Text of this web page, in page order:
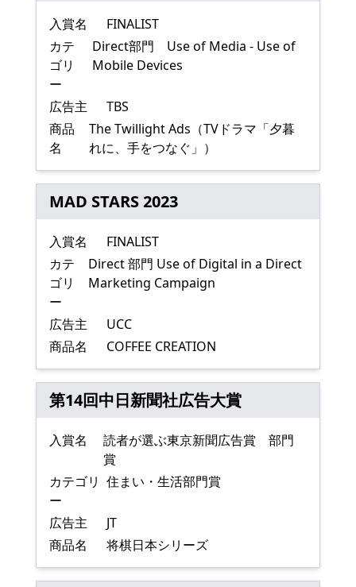
入賞名
FINALIST
カテ
ゴリ
ー
Direct部門 Use of Media - Use of
Mobile Devices
広告主
TBS
商品
名
The Twillight Ads（TVドラマ「夕暮
れに、手をつなぐ」）
MAD STARS 2023
入賞名
FINALIST
カテ
ゴリ
ー
Direct 部門 Use of Digital in a Direct
Marketing Campaign
広告主
UCC
商品名
COFFEE CREATION
第14回中日新聞社広告大賞
入賞名
読者が選ぶ東京新聞広告賞 部門
賞
カテゴリ
ー
住まい・生活部門賞
広告主
JT
商品名
将棋日本シリーズ